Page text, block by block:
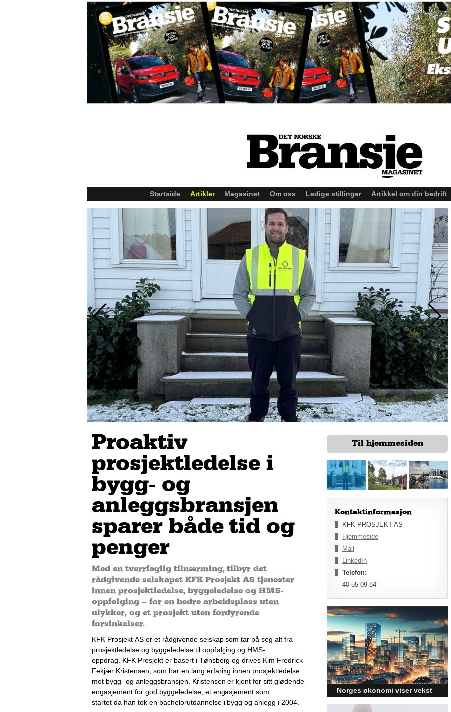
Startside Artikler Magasinet Om oss Ledige stillinger Artikkel om din bedrift
Proaktiv
prosjektledelse i
bygg- og
anleggsbransjen
sparer både tid og
penger
Med en tverrfaglig tilnærming, tilbyr det
rådgivende selskapet KFK Prosjekt AS tjenester
innen prosjektledelse, byggeledelse og HMS-
oppfølging – for en bedre arbeidsplass uten
ulykker, og et prosjekt uten fordyrende
forsinkelser.
KFK Prosjekt AS er et rådgivende selskap som tar på seg alt fra
prosjektledelse og byggeledelse til oppfølging og HMS-
oppdrag. KFK Prosjekt er basert i Tønsberg og drives Kim Fredrick
Fekjær Kristensen , som har en lang erfaring innen prosjektledelse
mot bygg- og anleggsbransjen . Kristensen er kjent for sitt glødende
engasjement for god byggeledelse; et engasjement som
startet da han tok en bachelorutdannelse i bygg og anlegg i 2004.
Til hjemmesiden
Kontaktinformasjon
KFK PROSJEKT AS
Hjemmeside
Mail
LinkedIn
Telefon:
40 55 09 84
Norges økonomi viser vekst
og påvirker byggebransjen